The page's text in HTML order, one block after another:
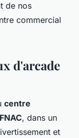
de nos
commercial
d'arcade
centre
, dans un
et